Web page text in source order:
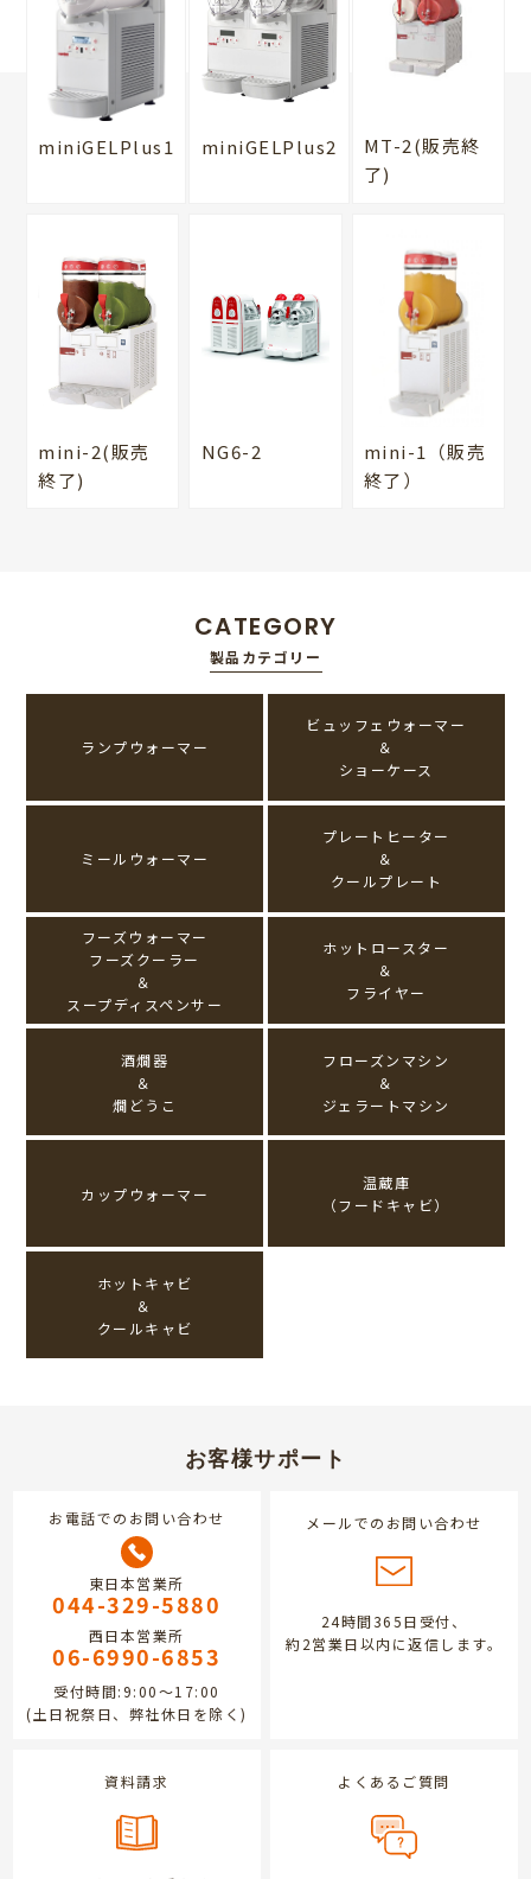
miniGELPlus1 miniGELPlus2
MT-2(販売終
了)
mini-2(販売
終了)
NG6-2
mini-1（販売
終了）
CATEGORY
製品カテゴリー
ランプウォーマー
ビュッフェウォーマー
＆
ショーケース
ミールウォーマー
プレートヒーター
＆
クールプレート
フーズウォーマー
フーズクーラー
＆
スープディスペンサー
ホットロースター
＆
フライヤー
酒燗器
＆
燗どうこ
フローズンマシン
＆
ジェラートマシン
カップウォーマー
温蔵庫
（フードキャビ）
ホットキャビ
＆
クールキャビ
お客様サポート
お電話でのお問い合わせ
東日本営業所
044-329-5880
西日本営業所
06-6990-6853
受付時間:9:00～17:00
(土日祝祭日、弊社休日を除く)
メールでのお問い合わせ
24時間365日受付、
約2営業日以内に返信します。
資料請求 よくあるご質問